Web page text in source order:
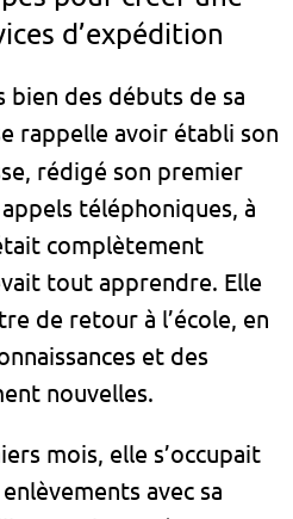
d’expédition
bien des débuts de sa
rappelle avoir établi son
rédigé son premier
téléphoniques, à
complètement
tout apprendre. Elle
de retour à l’école, en
et des
nouvelles.
mois, elle s’occupait
avec sa